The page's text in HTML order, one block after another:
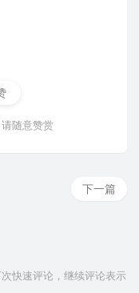
随意赞赏
下一篇
快速评论，继续评论表示